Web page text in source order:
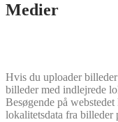
Medier
Hvis du uploader
billeder med indlejrede
Besøgende på
lokalitetsdata fra billeder